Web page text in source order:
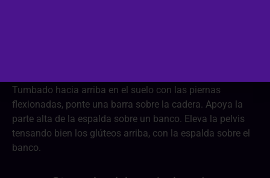
Tumbado hacia arriba en el suelo con las piernas
flexionadas, ponte una barra sobre la cadera. Apoya la
parte alta de la espalda sobre un banco. Eleva la pelvis
tensando bien los glúteos arriba, con la espalda sobre el
banco.